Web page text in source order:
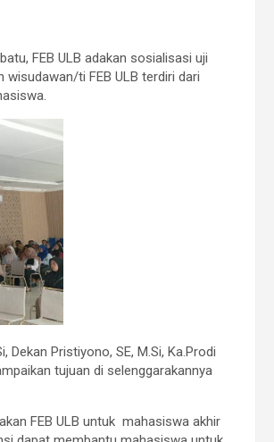
FEB ULB adakan sosialisasi uji
ti FEB ULB terdiri dari
Dekan Pristiyono, SE, M.Si, Ka.Prodi
tujuan di selenggarakannya
FEB ULB untuk mahasiswa akhir